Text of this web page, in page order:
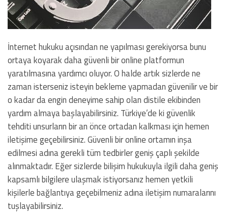
İnternet hukuku açısından ne yapılması gerekiyorsa bunu
ortaya koyarak daha güvenli bir online platformun
yaratılmasına yardımcı oluyor. O halde artık sizlerde ne
zaman isterseniz isteyin bekleme yapmadan güvenilir ve bir
o kadar da engin deneyime sahip olan distile ekibinden
yardım almaya başlayabilirsiniz. Türkiye’de ki güvenlik
tehditi unsurların bir an önce ortadan kalkması için hemen
iletişime geçebilirsiniz. Güvenli bir online ortamın inşa
edilmesi adına gerekli tüm tedbirler geniş çaplı şekilde
alınmaktadır. Eğer sizlerde bilişim hukukuyla ilgili daha geniş
kapsamlı bilgilere ulaşmak istiyorsanız hemen yetkili
kişilerle bağlantıya geçebilmeniz adına iletişim numaralarını
tuşlayabilirsiniz.